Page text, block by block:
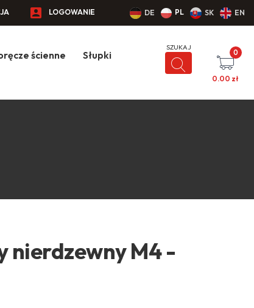
LOGOWANIE DE PL SK EN
ścienne
Słupki
0
0.00 zł
nierdzewny M4 -